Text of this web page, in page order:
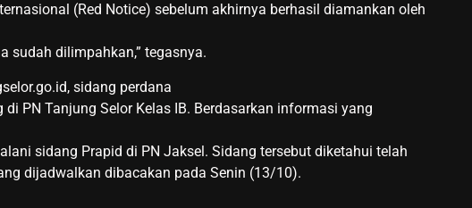
(Red Notice) sebelum akhirnya berhasil diamankan oleh
sudah dilimpahkan,” tegasnya.
sidang perdana
PN Tanjung Selor Kelas IB. Berdasarkan informasi yang
sidang Prapid di PN Jaksel. Sidang tersebut diketahui telah
dijadwalkan dibacakan pada Senin (13/10).